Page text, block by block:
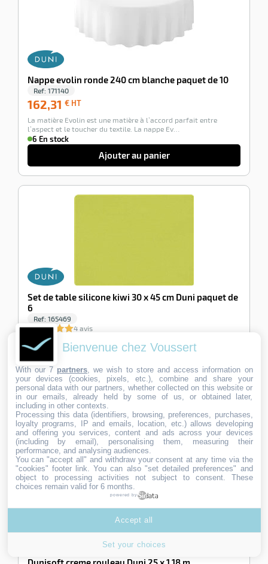
Nappe evolin ronde 240 cm blanche paquet de 10
Ref: 171140
162,31 € HT
HT
La matière Evolin est une matière à l’accord parfait entre
l’aspect et le toucher du textile. La nappe Ev…
6 En stock
Ajouter au panier
Set de table silicone kiwi 30 x 45 cm Duni paquet de
6
Ref: 165469
4 avis
91,33
€
Un matériau respectueux de l’environnemen…
6 En stock
Ajouter au panier
-30%
Bienvenue chez Voussert
With our 7 partners , we wish to store and access information on
your devices (cookies, pixels, etc.), combine and share your
personal data with our partners, whether collected on this website or
in our emails, already held by some of us, or obtained later,
including in other contexts.
Processing this data (identifiers, browsing, preferences, purchases,
loyalty programs, IP and emails, location, etc.) allows developing
and offering you services, content and ads across your devices
(including by email), personalising them, measuring their
performance, and analysing audiences.
You can "accept all" and withdraw your consent at any time via the
"cookies" footer link . You can also "set detailed preferences" and
object to processing activities not subject to consent. These
choices remain valid for 6 months.
powered by
Set your choices
Accept all